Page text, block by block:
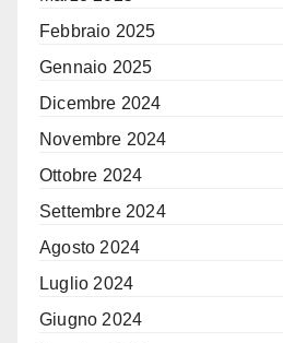
Febbraio 2025
Gennaio 2025
Dicembre 2024
Novembre 2024
Ottobre 2024
Settembre 2024
Agosto 2024
Luglio 2024
Giugno 2024